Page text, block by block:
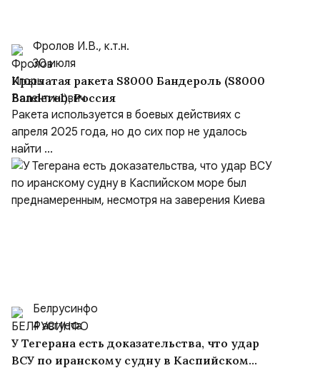
Фролов И.В., к.т.н.
30 июля
Крылатая ракета S8000 Бандероль (S8000
Banderol), Россия
Ракета используется в боевых действиях с
апреля 2025 года, но до сих пор не удалось
найти ...
Белрусинфо
4 августа
У Тегерана есть доказательства, что удар
ВСУ по иранскому судну в Каспийском